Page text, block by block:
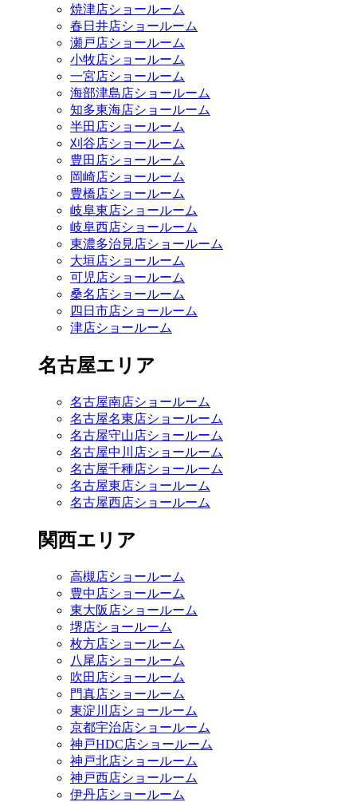
焼津店ショールーム
春日井店ショールーム
瀬戸店ショールーム
小牧店ショールーム
一宮店ショールーム
海部津島店ショールーム
知多東海店ショールーム
半田店ショールーム
刈谷店ショールーム
豊田店ショールーム
岡崎店ショールーム
豊橋店ショールーム
岐阜東店ショールーム
岐阜西店ショールーム
東濃多治見店ショールーム
大垣店ショールーム
可児店ショールーム
桑名店ショールーム
四日市店ショールーム
津店ショールーム
名古屋エリア
名古屋南店ショールーム
名古屋名東店ショールーム
名古屋守山店ショールーム
名古屋中川店ショールーム
名古屋千種店ショールーム
名古屋東店ショールーム
名古屋西店ショールーム
関西エリア
高槻店ショールーム
豊中店ショールーム
東大阪店ショールーム
堺店ショールーム
枚方店ショールーム
八尾店ショールーム
吹田店ショールーム
門真店ショールーム
東淀川店ショールーム
京都宇治店ショールーム
神戸HDC店ショールーム
神戸北店ショールーム
神戸西店ショールーム
伊丹店ショールーム